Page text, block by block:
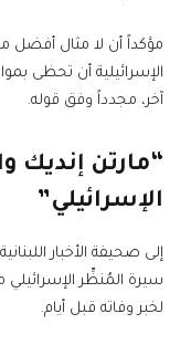
مؤكداً أن لا مثال أفضل
الإسرائيلية أن تحظى
آخر، مجدداً وفق قوله.
“مارتن إنديك
الإسرائيلي”
إلى صحيفة الأخبار
سيرة المُنظِّر
لخبر وفاته قبل أيام.